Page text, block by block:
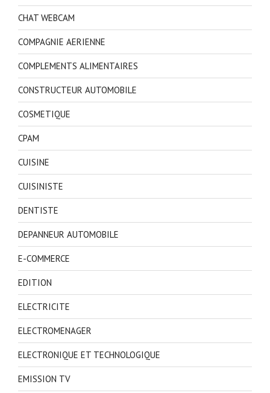
CHAT WEBCAM
COMPAGNIE AERIENNE
COMPLEMENTS ALIMENTAIRES
CONSTRUCTEUR AUTOMOBILE
COSMETIQUE
CPAM
CUISINE
CUISINISTE
DENTISTE
DEPANNEUR AUTOMOBILE
E-COMMERCE
EDITION
ELECTRICITE
ELECTROMENAGER
ELECTRONIQUE ET TECHNOLOGIQUE
EMISSION TV